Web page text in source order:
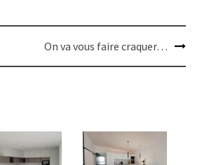
On va vous faire craquer…